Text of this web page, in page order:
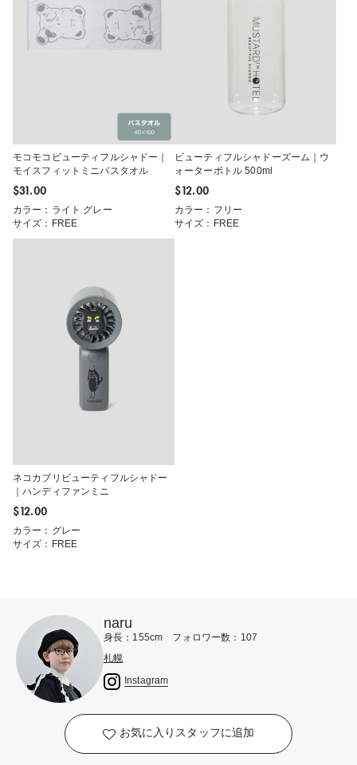
モコモコビューティフルシャドー｜
モイスフィットミニバスタオル
$‌31.00
カラー：ライト グレー
サイズ：FREE
ビューティフルシャドーズーム｜ウ
ォーターボトル 500ml
$‌12.00
カラー：フリー
サイズ：FREE
ネコカブリビューティフルシャドー
｜ハンディファンミニ
$‌12.00
カラー：グレー
サイズ：FREE
naru
身長：155cm フォロワー数：107
札幌
Instagram
お気に入りスタッフに追加